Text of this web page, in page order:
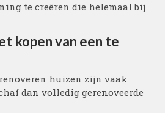
te creëren die helemaal bij
kopen van een te
huizen zijn vaak
dan volledig gerenoveerde